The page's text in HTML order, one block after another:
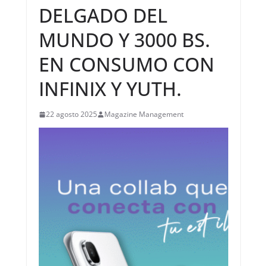
DELGADO DEL
MUNDO Y 3000 BS.
EN CONSUMO CON
INFINIX Y YUTH.
22 agosto 2025 Magazine Management